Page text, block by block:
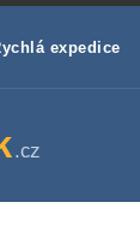
expedice